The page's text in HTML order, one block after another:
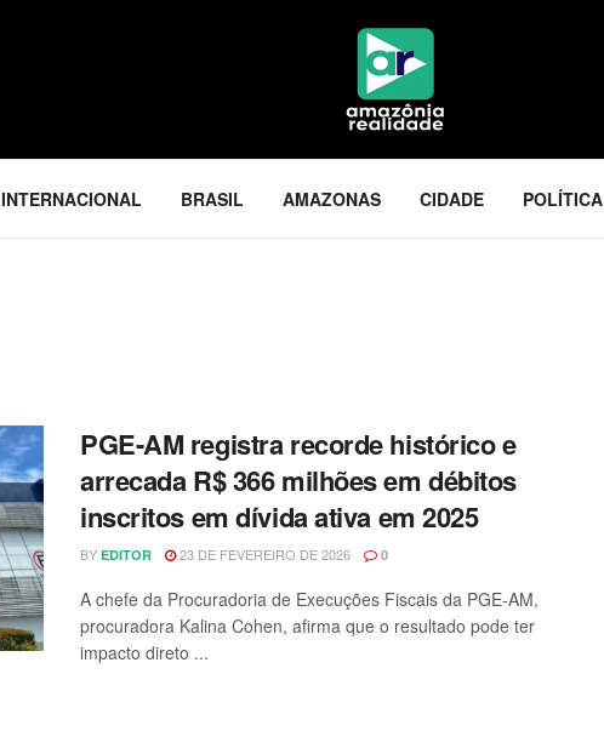
INTERNACIONAL BRASIL AMAZONAS CIDADE POLÍTICA
PGE-AM registra recorde histórico e
arrecada R$ 366 milhões em débitos
inscritos em dívida ativa em 2025
BY EDITOR 23 DE FEVEREIRO DE 2026 0
A chefe da Procuradoria de Execuções Fiscais da PGE-AM,
procuradora Kalina Cohen, afirma que o resultado pode ter
impacto direto ...